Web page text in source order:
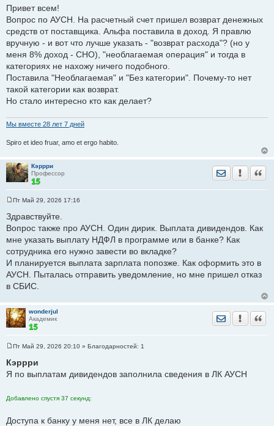
о
б
е
н
и
е
Привет всем!
Вопрос по АУСН. На расчетный счет пришел возврат денежных
средств от поставщика. Альфа поставила в доход. Я правлю
вручную - и вот что лучше указать - "возврат расхода"? (но у
меня 8% доход - СНО), "необлагаемая операция" и тогда в
категориях не нахожу ничего подобного.
Поставила "Необлагаемая" и "Без категории". Почему-то нет
такой категории как возврат.
Но стало интересно кто как делает?
Мы вместе 28 лет 7 дней
Spiro et ideo fruar, amo et ergo habito.
Кэррри
Профессор
Отправить
о
б
е
н
е
Пт Май 29, 2026 17:16
Здравствуйте.
Вопрос также про АУСН. Один дирик. Выплата дивидендов. Как
мне указать выплату НДФЛ в программе или в банке? Как
сотрудника его нужно завести во вкладке?
И планируется выплата зарплата попозже. Как оформить это в
АУСН. Пыталась отправить уведомление, но мне пришел отказ
в СБИС.
wonderjul
Академик
Отправить
о
б
н
Пт Май 29, 2026 20:10 » Благодарностей: 1
Кэррри
Я по выплатам дивидендов заполнила сведения в ЛК АУСН
Добавлено спустя 37 секунд:
Доступа к банку у меня нет, все в ЛК делаю